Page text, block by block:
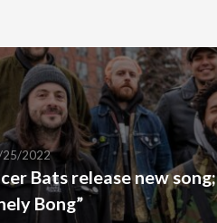
2022
Bats release new song;
Bong”